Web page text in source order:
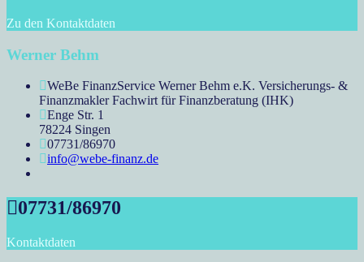
Zu den Kontaktdaten
Werner Behm
WeBe FinanzService Werner Behm e.K. Versicherungs- &
Finanzmakler Fachwirt für Finanzberatung (IHK)
Enge Str. 1
78224 Singen
07731/86970
info@webe-finanz.de
07731/86970
Kontaktdaten